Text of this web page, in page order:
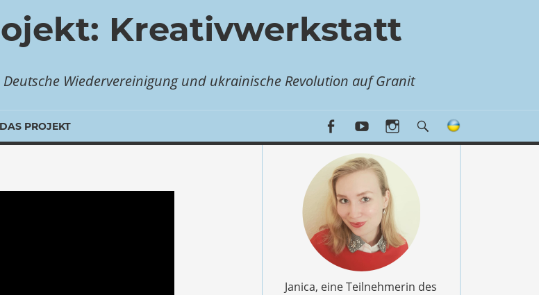
Kreativwerkstatt
Deutsche Wiedervereinigung und ukrainische Revolution auf Granit
PROJEKT
Janica, eine Teilnehmerin des